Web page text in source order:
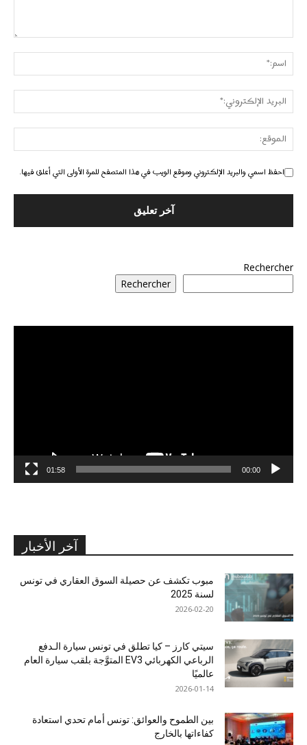
احفظ اسمي والبريد الإلكتروني وموقع الويب في هذا المتصفح للمرة الأولى التي أعلق فيها.
Rechercher
Rechercher
00:00
01:58
آخر الأخبار
مبوب تكشف عن حصيلة السوق العقاري في تونس
لسنة 2025
2026-02-20
سيتي كارز – كيا تطلق في تونس سيارة الـدفع
الرباعي الكهربائي EV3 المتوَّجة بلقب سيارة العام
عالميًا
2026-01-14
بين الطموح والعوائق: تونس أمام تحدي استعادة
كفاءاتها بالخارج